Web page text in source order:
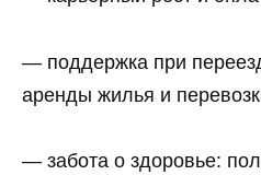
— поддержка при
аренды жилья и
— забота о здоровье: